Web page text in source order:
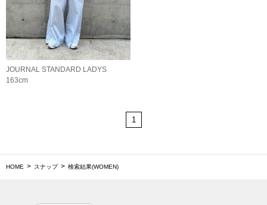
JOURNAL STANDARD LADYS
163cm
1
HOME スナップ 検索結果(WOMEN)